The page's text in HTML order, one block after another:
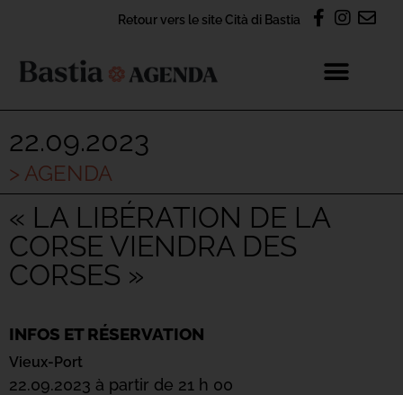
Retour vers le site Cità di Bastia
22.09.2023
> AGENDA
« LA LIBÉRATION DE LA
CORSE VIENDRA DES
CORSES »
INFOS ET RÉSERVATION
Vieux-Port
22.09.2023 à partir de 21 h 00